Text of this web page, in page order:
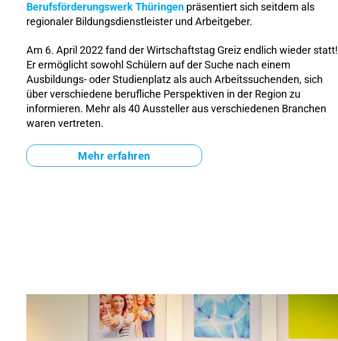
Berufsförderungswerk Thüringen präsentiert sich seitdem als
regionaler Bildungsdienstleister und Arbeitgeber.
Am 6. April 2022 fand der Wirtschaftstag Greiz endlich wieder statt!
Er ermöglicht sowohl Schülern auf der Suche nach einem
Ausbildungs- oder Studienplatz als auch Arbeitssuchenden, sich
über verschiedene berufliche Perspektiven in der Region zu
informieren. Mehr als 40 Aussteller aus verschiedenen Branchen
waren vertreten.
Mehr erfahren